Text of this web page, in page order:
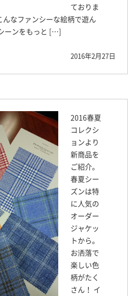
ておりま
んなファンシーな絵柄で遊ん
ーンをもっと […]
2016年2月27日
2016春夏
コレクシ
ョンより
新商品を
ご紹介。
春夏シー
ズンは特
に人気の
オーダー
ジャケッ
トから。
お洒落で
楽しい色
柄がたく
さん！ イ